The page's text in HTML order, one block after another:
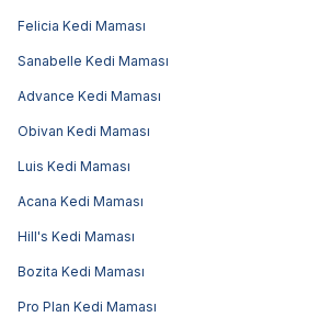
Felicia Kedi Maması
Sanabelle Kedi Maması
Advance Kedi Maması
Obivan Kedi Maması
Luis Kedi Maması
Acana Kedi Maması
Hill's Kedi Maması
Bozita Kedi Maması
Pro Plan Kedi Maması